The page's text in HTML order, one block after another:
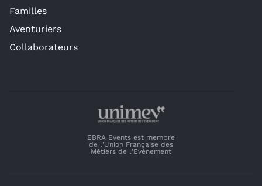
Familles
Aventuriers
Collaborateurs
EBRA Events est membre
de l'Union Française des
Métiers de l'Evènement